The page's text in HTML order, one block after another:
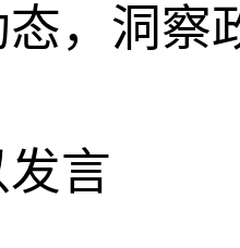
，洞察
言